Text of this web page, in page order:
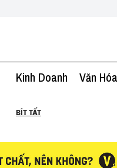
Kinh Doanh Văn Hóa
BÍT TẤT